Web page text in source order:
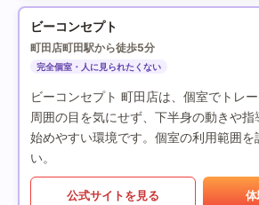
ビーコンセプト
町田店町田駅から徒歩5分
完全個室・人に見られたくない
ビーコンセプト 町田店は、個室でトレー
周囲の目を気にせず、下半身の動きや
始めやすい環境です。個室の利用範囲を
い。
公式サイトを見る